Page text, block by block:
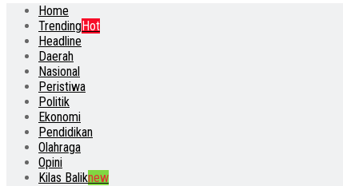
Home
TrendingHot
Headline
Daerah
Nasional
Peristiwa
Politik
Ekonomi
Pendidikan
Olahraga
Opini
Kilas Baliknew